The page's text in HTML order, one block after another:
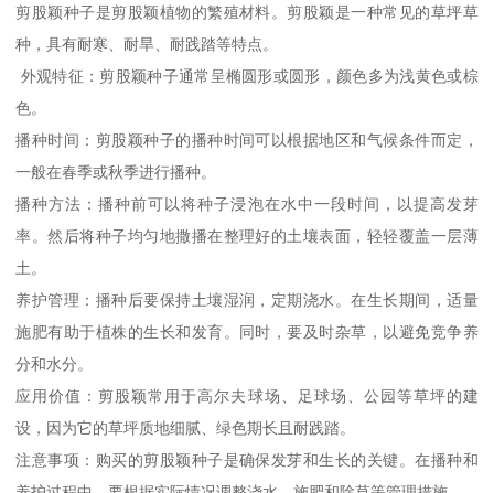
剪股颖种子是剪股颖植物的繁殖材料。剪股颖是一种常见的草坪草
种，具有耐寒、耐旱、耐践踏等特点。
外观特征：剪股颖种子通常呈椭圆形或圆形，颜色多为浅黄色或棕
色。
播种时间：剪股颖种子的播种时间可以根据地区和气候条件而定，
一般在春季或秋季进行播种。
播种方法：播种前可以将种子浸泡在水中一段时间，以提高发芽
率。然后将种子均匀地撒播在整理好的土壤表面，轻轻覆盖一层薄
土。
养护管理：播种后要保持土壤湿润，定期浇水。在生长期间，适量
施肥有助于植株的生长和发育。同时，要及时杂草，以避免竞争养
分和水分。
应用价值：剪股颖常用于高尔夫球场、足球场、公园等草坪的建
设，因为它的草坪质地细腻、绿色期长且耐践踏。
注意事项：购买的剪股颖种子是确保发芽和生长的关键。在播种和